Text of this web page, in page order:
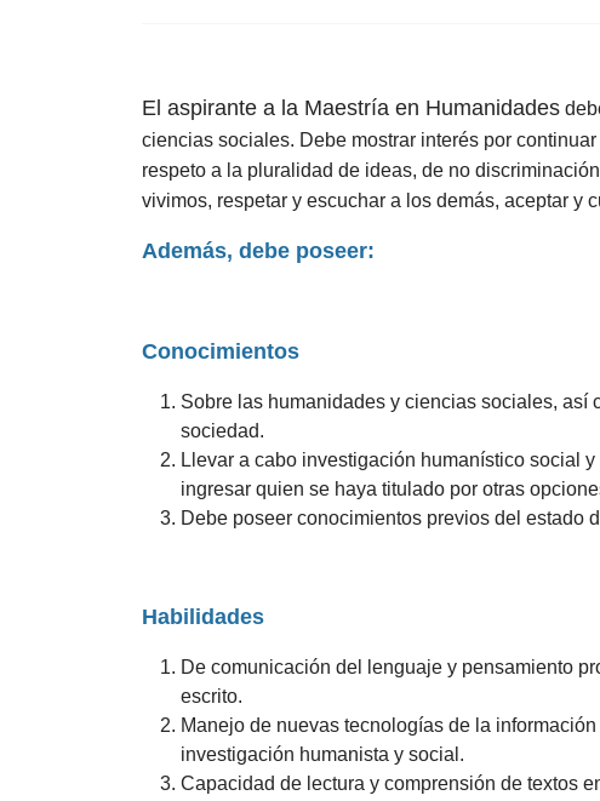
El aspirante a la Maestría en Humanidades
ciencias sociales. Debe mostrar interés por
respeto a la pluralidad de ideas, de no
vivimos, respetar y escuchar a los demás, aceptar y
Además, debe poseer:
Conocimientos
Sobre las humanidades y ciencias sociales, así
sociedad.
Llevar a cabo investigación humanístico social
ingresar quien se haya titulado por otras
Debe poseer conocimientos previos del estado
Habilidades
De comunicación del lenguaje y pensamiento
escrito.
Manejo de nuevas tecnologías de la
investigación humanista y social.
Capacidad de lectura y comprensión de textos